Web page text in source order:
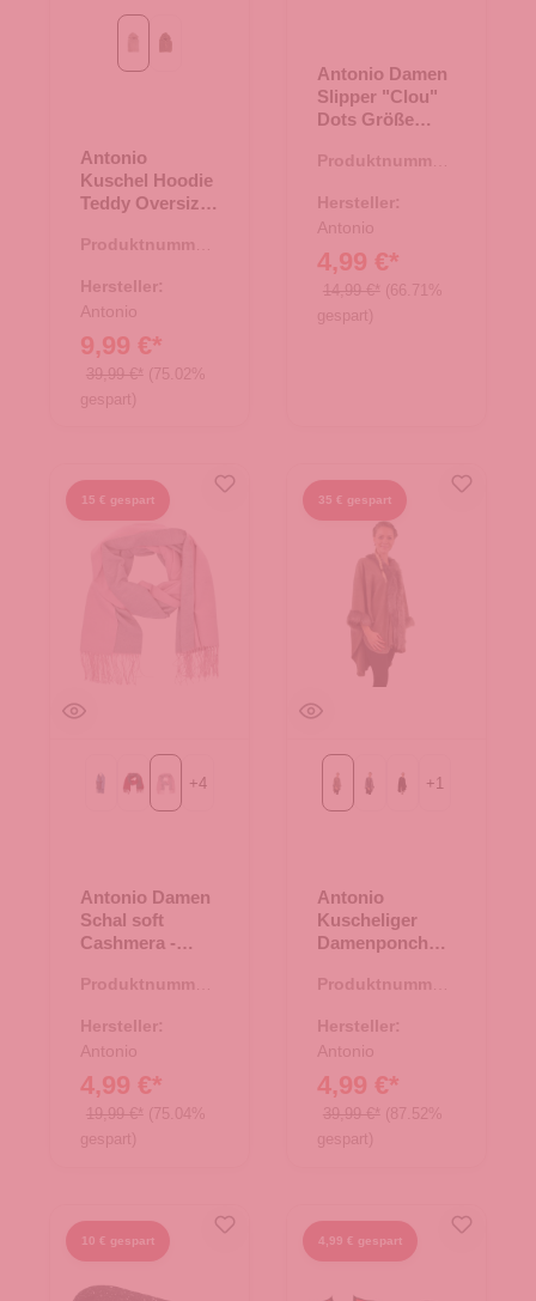
Taupebraun
Antonio
Kuschel Hoodie
Teddy Oversize
Produktnummer:
Hersteller:
Antonio
9,99 €*
39,99 €* (75.02%
gespart)
Antonio Damen
Slipper "Clou"
Dots Größe
Produktnummer:
Hersteller:
Antonio
4,99 €*
14,99 €* (66.71%
gespart)
15 € gespart
69-navybordeaux/grau
rosa/grau
+4
Antonio Damen
Schal soft
Cashmera -
Produktnummer:
Hersteller:
Antonio
4,99 €*
19,99 €* (75.04%
gespart)
35 € gespart
Taupegrau schwarz
+ 1
Antonio
Kuscheliger
Damenponcho -
Produktnummer:
Hersteller:
Antonio
4,99 €*
39,99 €* (87.52%
gespart)
10 € gespart 4,99 € gespart